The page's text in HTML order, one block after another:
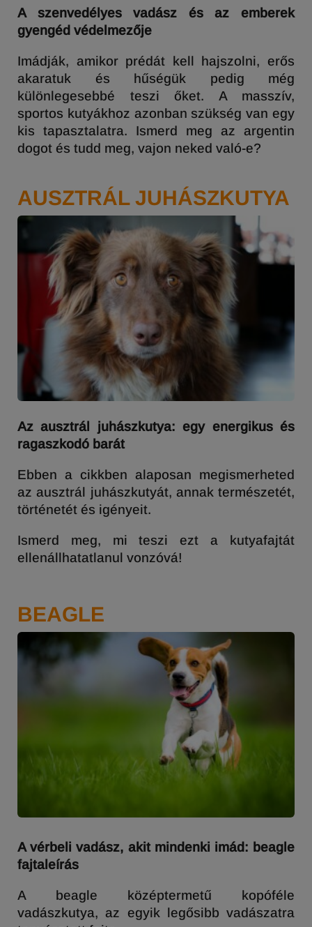
A szenvedélyes vadász és az emberek
gyengéd védelmezője
Imádják, amikor prédát kell hajszolni, erős
akaratuk és hűségük pedig még
különlegesebbé teszi őket. A masszív,
sportos kutyákhoz azonban szükség van egy
kis tapasztalatra. Ismerd meg az argentin
dogot és tudd meg, vajon neked való-e?
AUSZTRÁL JUHÁSZKUTYA
Az ausztrál juhászkutya: egy energikus és
ragaszkodó barát
Ebben a cikkben alaposan megismerheted
az ausztrál juhászkutyát, annak természetét,
történetét és igényeit.
Ismerd meg, mi teszi ezt a kutyafajtát
ellenállhatatlanul vonzóvá!
BEAGLE
A vérbeli vadász, akit mindenki imád: beagle
fajtaleírás
A beagle középtermetű kopóféle
vadászkutya, az egyik legősibb vadászatra